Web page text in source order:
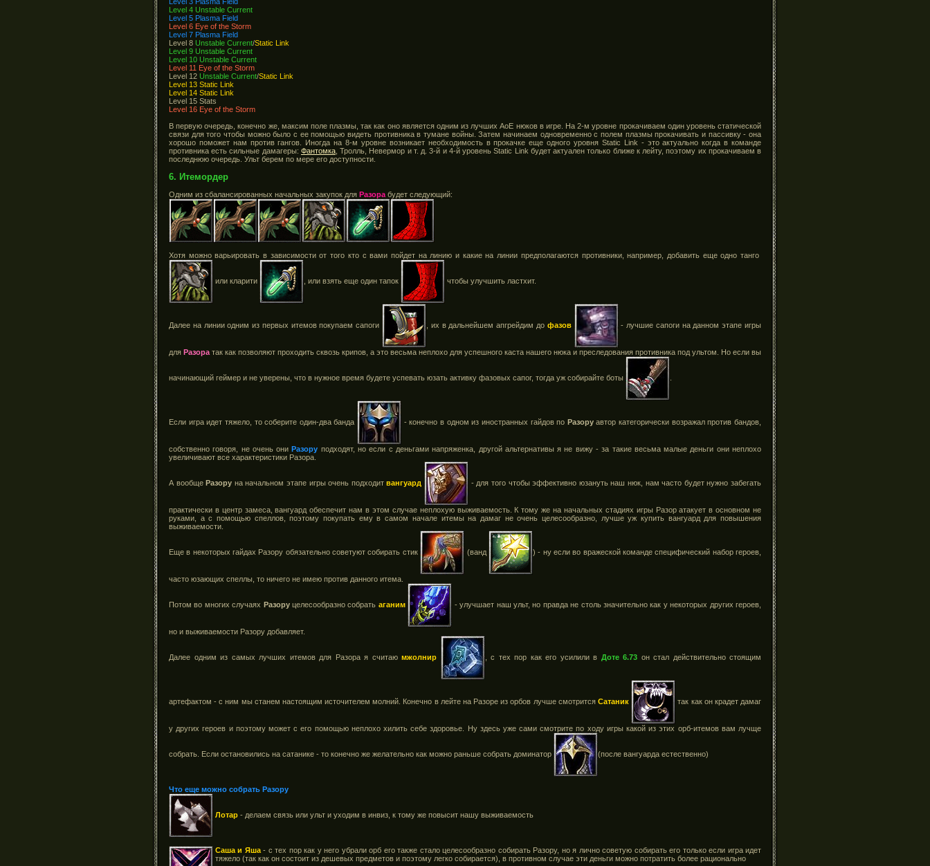
Level 4 Unstable Current
Level 5 Plasma Field
Level 6 Eye of the Storm
Level 7 Plasma Field
Level 8 Unstable Current/Static Link
Level 9 Unstable Current
Level 10 Unstable Current
Level 11 Eye of the Storm
Level 12 Unstable Current/Static Link
Level 13 Static Link
Level 14 Static Link
Level 15 Stats
Level 16 Eye of the Storm
В первую очередь, конечно же, максим поле плазмы, так как оно является одним из лучших АоЕ нюков в игре. На 2-м уровне прокачиваем один уровень статической
связи для того чтобы можно было с ее помощью видеть противника в тумане войны. Затем начинаем одновременно с полем плазмы прокачивать и пассивку - она
хорошо поможет нам против гангов. Иногда на 8-м уровне возникает необходимость в прокачке еще одного уровня Static Link - это актуально когда в команде
противника есть сильные дамагеры: Фантомка, Тролль, Невермор и т. д. 3-й и 4-й уровень Static Link будет актуален только ближе к лейту, поэтому их прокачиваем в
последнюю очередь. Ульт берем по мере его доступности.
6. Итемордер
Одним из сбалансированных начальных закупок для Разора будет следующий:
Хотя можно варьировать в зависимости от того кто с вами пойдет на линию и какие на линии предполагаются противники, например, добавить еще одно танго
или кларити , или взять еще один тапок чтобы улучшить ластхит.
Далее на линии одним из первых итемов покупаем сапоги , их в дальнейшем апгрейдим до фазов - лучшие сапоги на данном этапе игры
для Разора так как позволяют проходить сквозь крипов, а это весьма неплохо для успешного каста нашего нюка и преследования противника под ультом. Но если вы
начинающий геймер и не уверены, что в нужное время будете успевать юзать активку фазовых сапог, тогда уж собирайте боты
Если игра идет тяжело, то соберите один-два банда - конечно в одном из иностранных гайдов по Разоруавтор категорически возражал против бандов,
собственно говоря, не очень ониРазору подходят, но если с деньгами напряженка, другой альтернативы я не вижу - за такие весьма малые деньги они неплохо
увеличивают все характеристики Разора.
А вообщеРазору на начальном этапе игры очень подходитвангуард - для того чтобы эффективно юзануть наш нюк, нам часто будет нужно забегать
практически в центр замеса, вангуард обеспечит нам в этом случае неплохую выживаемость. К тому же на начальных стадиях игры Разор атакует в основном не
руками, а с помощью спеллов, поэтому покупать ему в самом начале итемы на дамаг не очень целесообразно, лучше уж купить вангуард для повышения
выживаемости.
Еще в некоторых гайдах Разору обязательно советуют собирать стик (ванд ) - ну если во вражеской команде специфический набор героев,
часто юзающих спеллы, то ничего не имею против данного итема.
Потом во многих случаях Разоруцелесообразно собрать аганим - улучшает наш ульт, но правда не столь значительно как у некоторых других героев,
но и выживаемости Разору добавляет.
Далее одним из самых лучших итемов для Разора я считаю мжолнир , с тех пор как его усилили в Доте 6.73 он стал действительно стоящим
артефактом - с ним мы станем настоящим источителем молний. Конечно в лейте на Разоре из орбов лучше смотрится Сатаник так как он крадет дамаг
у других героев и поэтому может с его помощью неплохо хилить себе здоровье. Ну здесь уже сами смотрите по ходу игры какой из этих орб-итемов вам лучще
собрать. Если остановились на сатанике - то конечно же желательно как можно раньше собрать доминатор (после вангуарда естественно)
Что еще можно собрать Разору
Лотар - делаем связь или ульт и уходим в инвиз, к тому же повысит нашу выживаемость
Саша и Яша- с тех пор как у него убрали орб его также стало целесообразно собирать Разору, но я лично советую собирать его только если игра идет
тяжело (так как он состоит из дешевых предметов и поэтому легко собирается), в противном случае эти деньги можно потратить более рационально